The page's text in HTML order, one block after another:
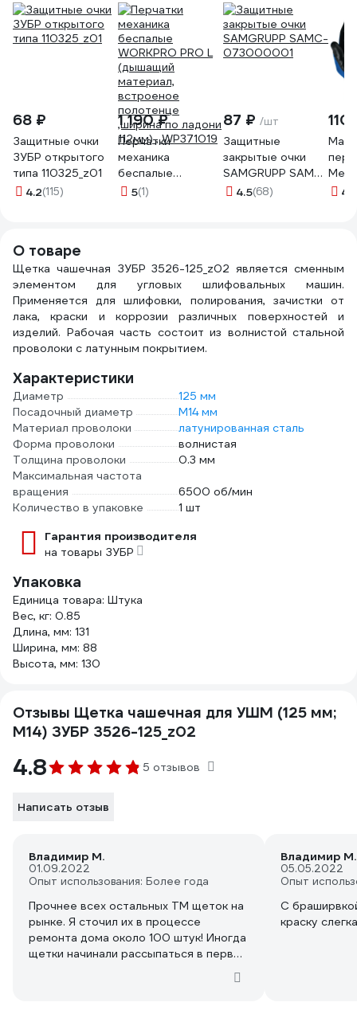
68 ₽
Защитные очки
ЗУБР открытого
типа 110325_z01
4.2(115)
1 190 ₽
Перчатки
механика
беспалые
WORKPRO PRO L
,ширина по ладони
112мм) , WP371019
5(1)
87 ₽ /шт
Защитные
закрытые очки
SAMGRUPP SAMC-
073000001
4.5(68)
110
4.7
О товаре
Щетка чашечная ЗУБР 3526-125_z02 является сменным
элементом для угловых шлифовальных машин.
Применяется для шлифовки, полирования, зачистки от
лака, краски и коррозии различных поверхностей и
изделий. Рабочая часть состоит из волнистой стальной
проволоки с латунным покрытием.
Характеристики
Диаметр
125 мм
Посадочный диаметр
М14 мм
Материал проволоки
латунированная сталь
Форма проволоки
волнистая
Толщина проволоки
0.3 мм
Максимальная частота
вращения
6500 об/мин
Количество в упаковке
1 шт
Гарантия производителя
на товары ЗУБР
Упаковка
Единица товара: Штука
Вес, кг: 0.85
Длина, мм: 131
Ширина, мм: 88
Высота, мм: 130
Отзывы Щетка чашечная для УШМ (125 мм;
М14) ЗУБР 3526-125_z02
4.8 5 отзывов
Написать отзыв
Владимир М.
01.09.2022
Опыт использования: Более года
Прочнее всех остальных ТМ щеток на
рынке. Я сточил их в процессе
ремонта дома около 100 штук! Иногда
щетки начинали рассыпаться в первый
выдергивать проволочки оснастки изо
Владимир М.
05.05.2022
Опыт
С
краску